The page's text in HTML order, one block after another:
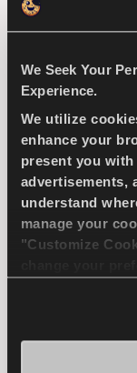
We Seek Your
Experience.
We utilize
enhance your
present you
advertisements,
understand
manage your
"Customize
FRENADA
ENCUENTRA
Disfruta
- Manejo